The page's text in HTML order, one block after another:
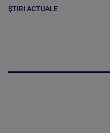
ȘTIRI ACTUALE